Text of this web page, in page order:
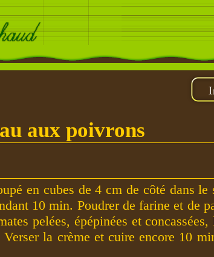
aux poivrons
en cubes de 4 cm de côté dans
10 min. Poudrer de farine et de
pelées, épépinées et
la crème et cuire encore 10